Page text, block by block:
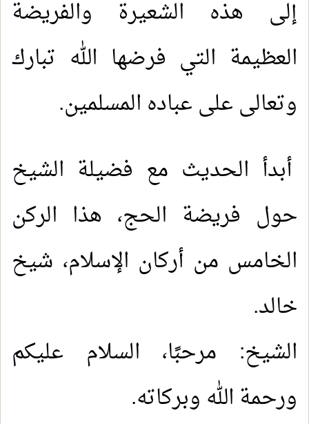
إلى هذه الشعيرة والفريضة
العظيمة التي فرضها الله تبارك
وتعالى على عباده المسلمين.
أبدأ الحديث مع فضيلة الشيخ
حول فريضة الحج، هذا الركن
الخامس من أركان الإسلام، شيخ
خالد.
الشيخ: مرحبًا، السلام عليكم
ورحمة الله وبركاته.